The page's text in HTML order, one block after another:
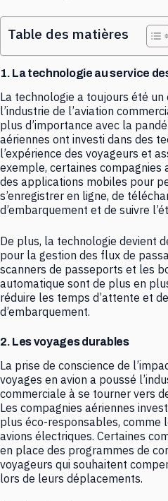
Table des matières
1. La technologie au service
La technologie a toujours été
l’industrie de l’aviation
plus d’importance avec la
aériennes ont investi dans des
l’expérience des voyageurs et
exemple, certaines compagnies
des applications mobiles pour
s’enregistrer en ligne, de
d’embarquement et de suivre
De plus, la technologie devient
pour la gestion des flux de
scanners de passeports et les
automatique sont de plus en
réduire les temps d’attente et
d’embarquement.
2. Les voyages durables
La prise de conscience de
voyages en avion a poussé
commerciale à se tourner vers
Les compagnies aériennes
plus éco-responsables, comme
avions électriques. Certaines
en place des programmes de
voyageurs qui souhaitent
lors de leurs déplacements.